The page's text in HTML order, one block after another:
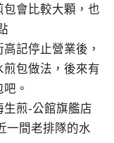
會比較大顆，也
記停止營業後，
包做法，後來有
。
煎-公館旗艦店
一間老排隊的水